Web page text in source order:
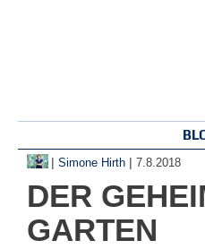
| Simone Hirth | 7.8.2018
DER
GARTEN